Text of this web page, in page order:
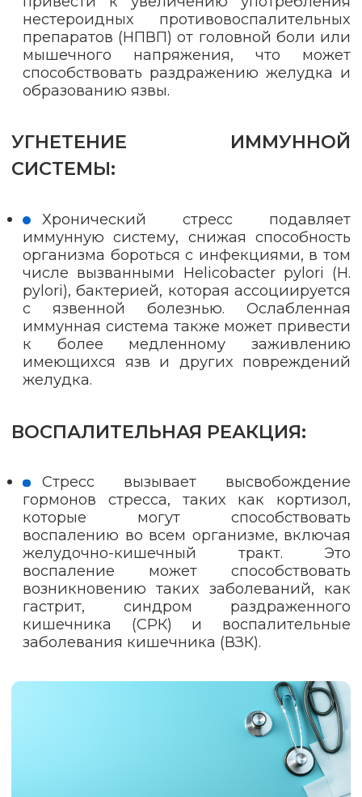
нестероидных противовоспалительных
препаратов (НПВП) от головной боли или
мышечного напряжения, что может
способствовать раздражению желудка и
образованию язвы.
УГНЕТЕНИЕ ИММУННОЙ
СИСТЕМЫ:
Хронический стресс подавляет
иммунную систему, снижая способность
организма бороться с инфекциями, в том
числе вызванными Helicobacter pylori (H.
pylori), бактерией, которая ассоциируется
с язвенной болезнью. Ослабленная
иммунная система также может привести
к более медленному заживлению
имеющихся язв и других повреждений
желудка.
ВОСПАЛИТЕЛЬНАЯ РЕАКЦИЯ:
Стресс вызывает высвобождение
гормонов стресса, таких как кортизол,
которые могут способствовать
воспалению во всем организме, включая
желудочно-кишечный тракт. Это
воспаление может способствовать
возникновению таких заболеваний, как
гастрит, синдром раздраженного
кишечника (СРК) и воспалительные
заболевания кишечника (ВЗК).